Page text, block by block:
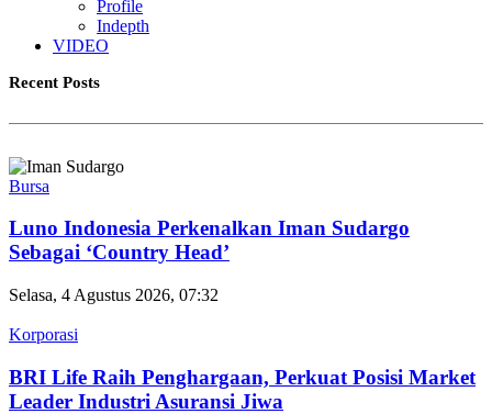
Profile
Indepth
VIDEO
Recent Posts
Bursa
Luno Indonesia Perkenalkan Iman Sudargo
Sebagai ‘Country Head’
Selasa, 4 Agustus 2026, 07:32
Korporasi
BRI Life Raih Penghargaan, Perkuat Posisi Market
Leader Industri Asuransi Jiwa